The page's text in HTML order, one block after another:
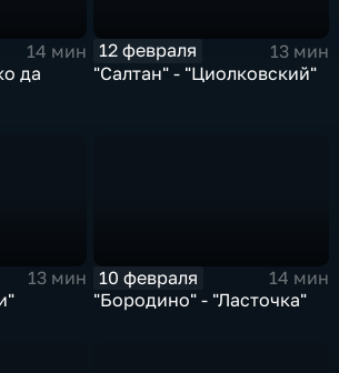
14 мин
да
12 февраля
13 мин
"Салтан" - "Циолковский"
13 мин
10 февраля
14 мин
"Бородино" - "Ласточка"